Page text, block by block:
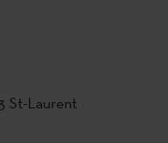
St-Laurent